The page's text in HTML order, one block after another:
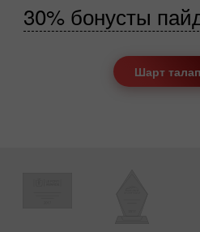
30% бонусты
Шарт